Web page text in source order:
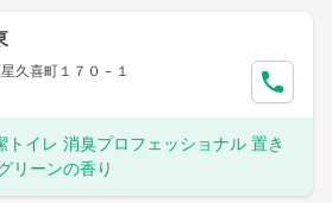
久喜町１７０－１
トイレ 消臭プロフェッショナル 置き
リーンの香り